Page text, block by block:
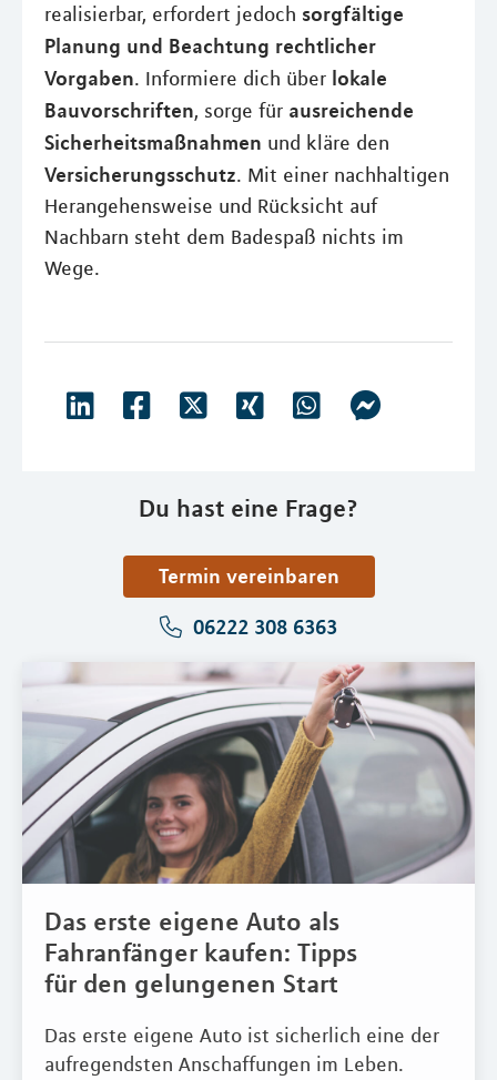
realisierbar, erfordert jedoch sorgfältige
Planung und Beachtung rechtlicher
Vorgaben. Informiere dich über lokale
Bauvorschriften, sorge für ausreichende
Sicherheitsmaßnahmen und kläre den
Versicherungsschutz. Mit einer nachhaltigen
Herangehensweise und Rücksicht auf
Nachbarn steht dem Badespaß nichts im
Wege.
Du hast eine Frage?
Termin vereinbaren
06222 308 6363
Das erste eigene Auto als
Fahranfänger kaufen: Tipps
für den gelungenen Start
Das erste eigene Auto ist sicherlich eine der
aufregendsten Anschaffungen im Leben.